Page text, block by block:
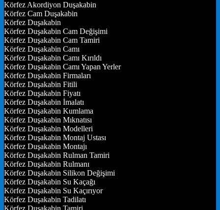
Körfez Akordiyon Duşakabin
Körfez Cam Duşakabin
Körfez Duşakabin
Körfez Duşakabin Cam Değişimi
Körfez Duşakabin Cam Tamiri
Körfez Duşakabin Camı
Körfez Duşakabin Camı Kırıldı
Körfez Duşakabin Camı Yapan Yerler
Körfez Duşakabin Firmaları
Körfez Duşakabin Fitili
Körfez Duşakabin Fiyatı
Körfez Duşakabin İmalatı
Körfez Duşakabin Kumlama
Körfez Duşakabin Mıknatısı
Körfez Duşakabin Modelleri
Körfez Duşakabin Montaj Ustası
Körfez Duşakabin Montajı
Körfez Duşakabin Rulman Tamiri
Körfez Duşakabin Rulmanı
Körfez Duşakabin Silikon Değişimi
Körfez Duşakabin Su Kaçağı
Körfez Duşakabin Su Kaçırıyor
Körfez Duşakabin Tadilatı